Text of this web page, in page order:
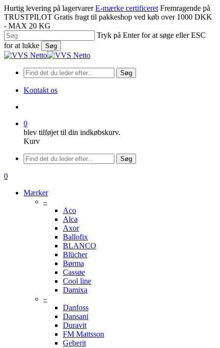
Spring
til
hovedindhold
Hurtig levering på lagervarer E-mærke certificeret Fremragende på
TRUSTPILOT Gratis fragt til pakkeshop ved køb over 1000 DKK
- MAX 20 KG
Tryk på Enter for at søge eller ESC
for at lukke
Søg
Luk
Søg
Kontakt os
0
blev tilføjet til din indkøbskurv.
Kurv
Menu
Søg
søge
0
Mærker
–
Aco
Alca
Axor
Ballofix
BLANCO
Blücher
Børma
Cassøe
Cool line
Damixa
–
Danfoss
Dansani
Duravit
FM Mattsson
Geberit